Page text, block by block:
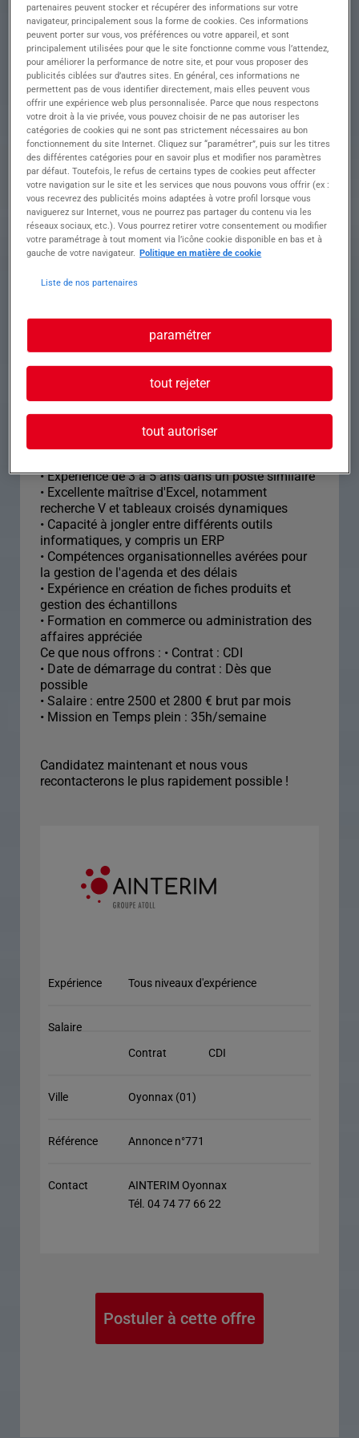
l'interface dynamique entre notre équipe
commerciale et nos clients en tant qu'Assistant
Commercial ?
Rejoignez une équipe dynamique en tant
qu'interface clé entre nos clients français et notre
société
• Organiser l'agenda commercial en veillant au
respect des deadlines des appels d'offres
• Gérer et suivre les dossiers commerciaux
France, incluant offres de prix et statistiques
• Rédiger et suivre les offres commerciales
France, créer et maintenir des matrices
• Mettre à jour les conditions tarifaires dans l'ERP
et soutenir la force de vente avec le logiciel
Nomad
• Participer activement à des salons, créer des
fiches produits et gérer les échantillons
Profil recherché
êtes un Assistant Commercial confirmé,
dynamique, avec une solide expérience dans la
• Expérience de 3 à 5 ans dans un poste similaire
• Excellente maîtrise d'Excel, notamment
recherche V et tableaux croisés dynamiques
• Capacité à jongler entre différents outils
informatiques, y compris un ERP
• Compétences organisationnelles avérées pour
la gestion de l'agenda et des délais
• Expérience en création de fiches produits et
gestion des échantillons
• Formation en commerce ou administration des
affaires appréciée
Ce que nous offrons : • Contrat : CDI
• Date de démarrage du contrat : Dès que
possible
• Salaire : entre 2500 et 2800 € brut par mois
• Mission en Temps plein : 35h/semaine
Candidatez maintenant et nous vous
recontacterons le plus rapidement possible !
Expérience Tous niveaux d'expérience
Salaire
Contrat
CDI
Ville Oyonnax (01)
Référence Annonce n°771
Contact
AINTERIM Oyonnax
Tél. 04 74 77 66 22
Postuler à cette offre
partenaires peuvent stocker et récupérer des informations sur votre
navigateur, principalement sous la forme de cookies. Ces informations
peuvent porter sur vous, vos préférences ou votre appareil, et sont
principalement utilisées pour que le site fonctionne comme vous l’attendez,
pour améliorer la performance de notre site, et pour vous proposer des
publicités ciblées sur d’autres sites. En général, ces informations ne
permettent pas de vous identifier directement, mais elles peuvent vous
offrir une expérience web plus personnalisée. Parce que nous respectons
votre droit à la vie privée, vous pouvez choisir de ne pas autoriser les
catégories de cookies qui ne sont pas strictement nécessaires au bon
fonctionnement du site Internet. Cliquez sur “paramétrer”, puis sur les titres
des différentes catégories pour en savoir plus et modifier nos paramètres
par défaut. Toutefois, le refus de certains types de cookies peut affecter
votre navigation sur le site et les services que nous pouvons vous offrir (ex :
vous recevrez des publicités moins adaptées à votre profil lorsque vous
naviguerez sur Internet, vous ne pourrez pas partager du contenu via les
réseaux sociaux, etc.). Vous pourrez retirer votre consentement ou modifier
votre paramétrage à tout moment via l’icône cookie disponible en bas et à
gauche de votre navigateur. Politique en matière de cookie
Liste de nos partenaires
paramétrer
tout rejeter
tout autoriser